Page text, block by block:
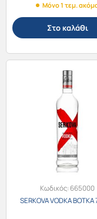
Μόνο 1 τεμ.
Στο καλάθι
Κωδικός:665000
SERKOVA VODKA ΒΟΤΚΑ